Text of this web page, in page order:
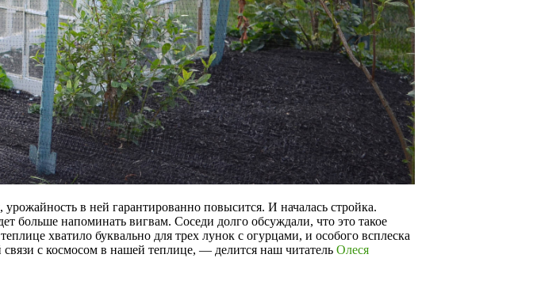
в ней гарантированно повысится. И началась стройка.
больше напоминать вигвам. Соседи долго обсуждали, что это такое
хватило буквально для трех лунок с огурцами, и особого всплеска
с космосом в нашей теплице, — делится наш читатель Олеся